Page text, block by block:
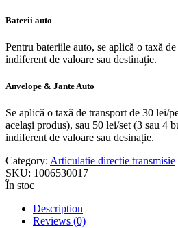
Baterii auto
Pentru bateriile auto, se aplică o taxă
indiferent de valoare sau destinație.
Anvelope & Jante Auto
Se aplică o taxă de transport de 30 lei/
același produs), sau 50 lei/set (3 sau 4
indiferent de valoare sau desinație.
Category: Articulatie directie transmisie
SKU: 1006530017
În stoc
Description
Reviews (0)